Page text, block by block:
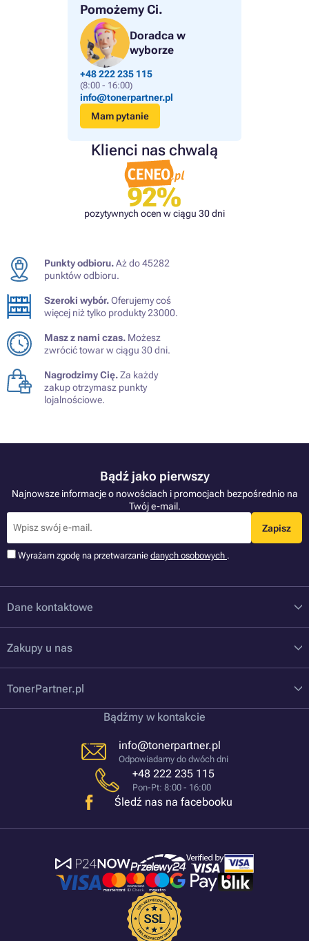
Pomożemy Ci.
Doradca w
wyborze
+48 222 235 115
(8:00 - 16:00)
info@tonerpartner.pl
Mam pytanie
Klienci nas chwalą
92%
pozytywnych ocen w ciągu 30 dni
Punkty odbioru.Aż do 45282
punktów odbioru.
Szeroki wybór.Oferujemy coś
więcej niż tylko produkty 23000.
Masz z nami czas. Możesz
zwrócić towar w ciągu 30 dni.
Nagrodzimy Cię.Za każdy
zakup otrzymasz punkty
lojalnościowe.
Bądź jako pierwszy
Najnowsze informacje o nowościach i promocjach bezpośrednio na
Twój e-mail.
Zapisz
Wyrażam zgodę na przetwarzanie danych osobowych .
Dane kontaktowe
Zakupy u nas
TonerPartner.pl
Bądźmy w kontakcie
info@tonerpartner.pl
Odpowiadamy do dwóch dni
+48 222 235 115
Pon-Pt: 8:00 - 16:00
Śledź nas na facebooku